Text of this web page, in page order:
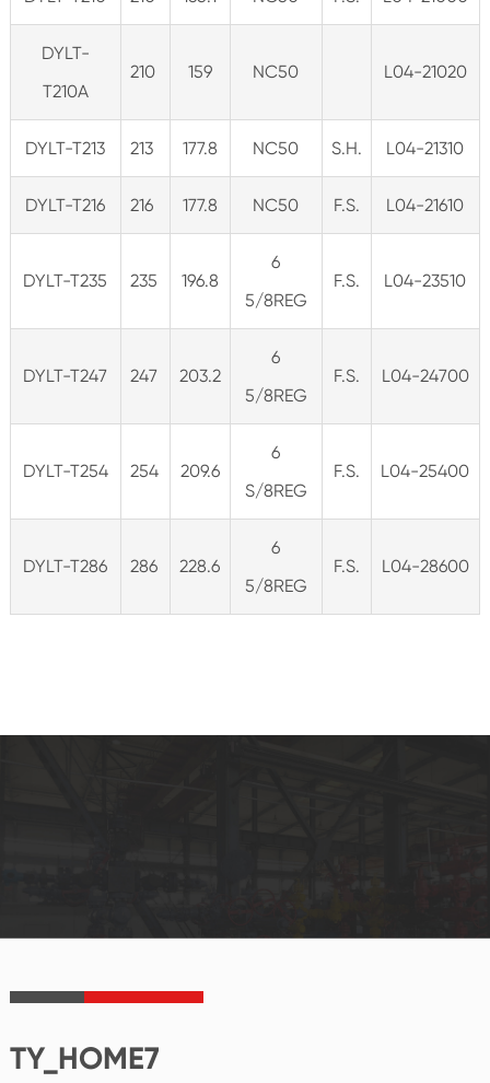
DYLT-
T210A
210 159 NC50 L04-21020
DYLT-T213 213 177.8 NC50 S.H. L04-21310
DYLT-T216 216 177.8 NC50 F.S. L04-21610
DYLT-T235 235 196.8
6
5/8REG
F.S. L04-23510
DYLT-T247 247 203.2
6
5/8REG
F.S. L04-24700
DYLT-T254 254 209.6
6
S/8REG
F.S. L04-25400
DYLT-T286 286 228.6
6
5/8REG
F.S. L04-28600
TY_HOME7